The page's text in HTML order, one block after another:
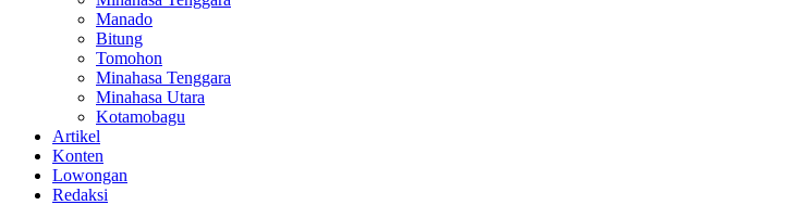
Manado
Bitung
Tomohon
Minahasa Tenggara
Minahasa Utara
Kotamobagu
Artikel
Konten
Lowongan
Redaksi